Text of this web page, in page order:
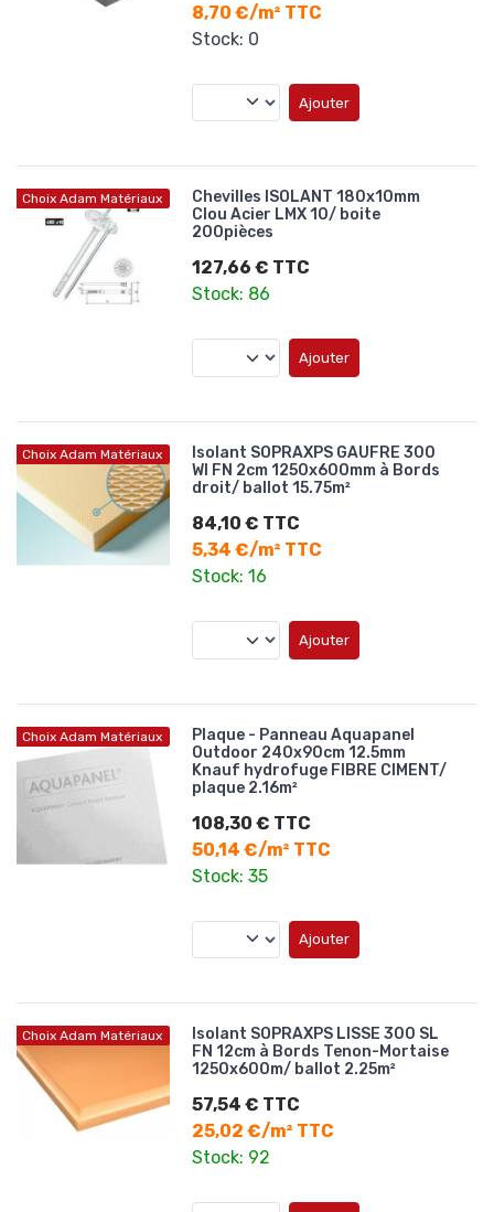
8,70 €/m² TTC
Stock: 0
Ajouter
Choix Adam Matériaux
Chevilles ISOLANT 180x10mm
Clou Acier LMX 10/ boite
200pièces
127,66 € TTC
Stock: 86
Ajouter
Choix Adam Matériaux
Isolant SOPRAXPS GAUFRE 300
WI FN 2cm 1250x600mm à Bords
droit/ ballot 15.75m²
84,10 € TTC
5,34 €/m² TTC
Stock: 16
Ajouter
Choix Adam Matériaux
Plaque - Panneau Aquapanel
Outdoor 240x90cm 12.5mm
Knauf hydrofuge FIBRE CIMENT/
plaque 2.16m²
108,30 € TTC
50,14 €/m² TTC
Stock: 35
Ajouter
Choix Adam Matériaux
Isolant SOPRAXPS LISSE 300 SL
FN 12cm à Bords Tenon-Mortaise
1250x600m/ ballot 2.25m²
57,54 € TTC
25,02 €/m² TTC
Stock: 92